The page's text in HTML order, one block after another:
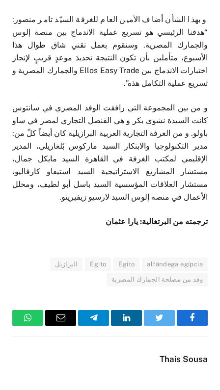
و بهذا الشأن أضاف الأمين العام للغرفة السيّد تامر منصور:
“هدفنا الرئيسي هو تسريع عملية الاندماج بين منصة إلوس
والجمارك المصرية. وسنقوم بعمل تقني شاق طوال هذا
الأسبوع، متأملين بأن تكون النتيجة تحديدَ موعدٍ قريبٍ لإنجاز
اختبارات الاندماج بين Ellos Easy Trade والجمارك المصرية و
تسريع عملية التكامل هذه”.
و من بين المجموعة التي رافقت الوفد المصري في سانتوس
كانت السيدة نشوى بكر و هي القنصل التجاري لمصر في ساو
باولو. و من الغرفة التجارية العربية البرازيلية كان أيضاً كلّ من:
مدير التكنولوجيا والابتكار السيد ماركوس بُلغاريلي، المدير
الإقليمي لمكتب الغرفة في القاهرة السيد مايكل جمال،
مستشار المشاريع الاستراتيجية السيد استيفاو كارفاليو،
مستشار العلاقات المؤسسية السيد باسل أبو لطيف، ومحلل
الأعمال في منصة إلوس السيد لارسيو زيفيرينو.
ترجمته من البرتغالية: يارا عثمان
alfândega egípcia
Egito
Egito البرازيل
وفد من مصلحة الجمارك المصرية
فيسبوك تويتر لينكدإن تيلقرام
البريد
واتساب
Thais Sousa